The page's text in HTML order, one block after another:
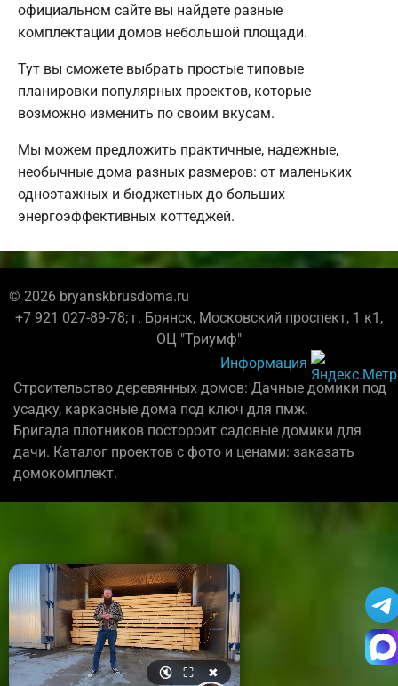
официальном сайте вы найдете разные
комплектации домов небольшой площади.
Тут вы сможете выбрать простые типовые
планировки популярных проектов, которые
возможно изменить по своим вкусам.
Мы можем предложить практичные, надежные,
необычные дома разных размеров: от маленьких
одноэтажных и бюджетных до больших
энергоэффективных коттеджей.
© 2026 bryanskbrusdoma.ru
+7 921 027-89-78; г. Брянск, Московский проспект, 1 к1,
ОЦ "Триумф"
Информация
Строительство деревянных домов: Дачные домики под
усадку, каркасные дома под ключ для пмж.
Бригада плотников постороит садовые домики для
дачи. Каталог проектов с фото и ценами: заказать
домокомплект.
🔇 ⛶ ✖